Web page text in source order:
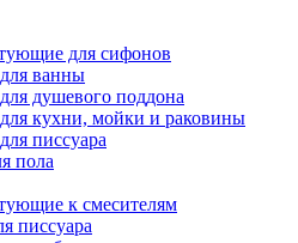
для сифонов
ванны
душевого поддона
кухни, мойки и раковины
писсуара
пола
к смесителям
писсуара